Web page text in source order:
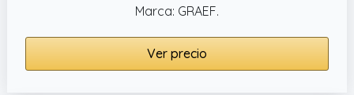
Marca: GRAEF.
Ver precio